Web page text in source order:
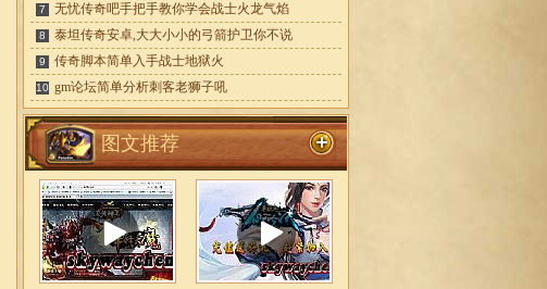
7 无忧传奇吧手把手教你学会战士火龙气焰
8 泰坦传奇安卓,大大小小的弓箭护卫你不说
9 传奇脚本简单入手战士地狱火
10 gm论坛简单分析刺客老狮子吼
图文推荐